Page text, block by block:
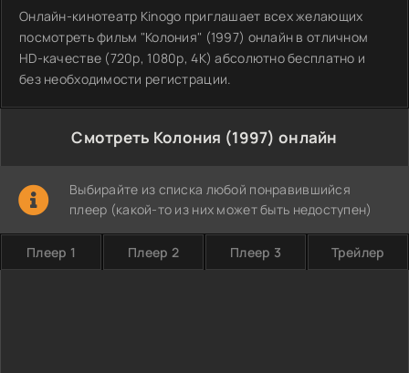
Онлайн-кинотеатр Kinogo приглашает всех желающих
посмотреть фильм "Колония" (1997) онлайн в отличном
HD-качестве (720p, 1080p, 4K) абсолютно бесплатно и
без необходимости регистрации.
Смотреть Колония (1997) онлайн
Выбирайте из списка любой понравившийся
плеер (какой-то из них может быть недоступен)
Плеер 1 Плеер 2 Плеер 3 Трейлер